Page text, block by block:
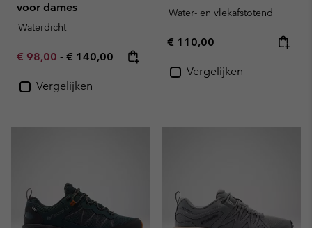
voor dames
Waterdicht
Minimum sale price:
€ 98,00 - Maximum price:
€ 140,00
Vergelijken
Water- en vlekafstotend
Regular price:
€ 110,00
Vergelijken